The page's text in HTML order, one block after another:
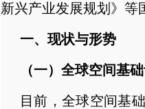
新兴产业发展规划》等
一、现状与形势
（一）全球空间基
目前，全球空间基